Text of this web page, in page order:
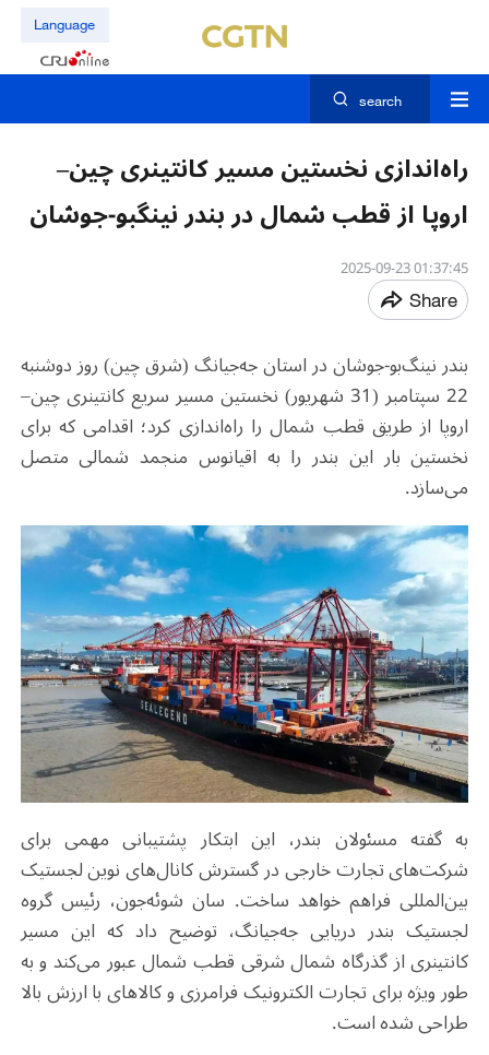
Language
search
راه‌اندازی نخستین مسیر کانتینری چین–
اروپا از قطب شمال در بندر نینگبو-جوشان
01:37:45 2025-09-23
Share
بندر نینگ‌بو-جوشان در استان جه‌جیانگ (شرق چین) روز دوشنبه
22 سپتامبر (31 شهریور) نخستین مسیر سریع کانتینری چین–
اروپا از طریق قطب شمال را راه‌اندازی کرد؛ اقدامی که برای
نخستین بار این بندر را به اقیانوس منجمد شمالی متصل
می‌سازد.
به گفته مسئولان بندر، این ابتکار پشتیبانی مهمی برای
شرکت‌های تجارت خارجی در گسترش کانال‌های نوین لجستیک
بین‌المللی فراهم خواهد ساخت. سان شوئه‌جون، رئیس گروه
لجستیک بندر دریایی جه‌جیانگ، توضیح داد که این مسیر
کانتینری از گذرگاه شمال شرقی قطب شمال عبور می‌کند و به
طور ویژه برای تجارت الکترونیک فرامرزی و کالاهای با ارزش بالا
طراحی شده است.